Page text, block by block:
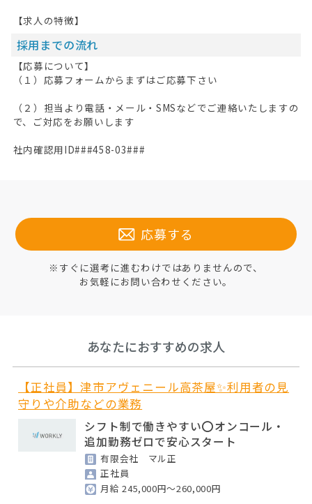
【求人の特徴】
採用までの流れ
【応募について】
（１）応募フォームからまずはご応募下さい
（２）担当より電話・メール・SMSなどでご連絡いたしますの
で、ご対応をお願いします
社内確認用ID###458-03###
応募する
※すぐに選考に進むわけではありませんので、
お気軽にお問い合わせください。
あなたにおすすめの求人
【正社員】津市アヴェニール高茶屋✨利用者の見
守りや介助などの業務
シフト制で働きやすい⭕オンコール・
追加勤務ゼロで安心スタート
有限会社 マル正
正社員
月給 245,000円～260,000円